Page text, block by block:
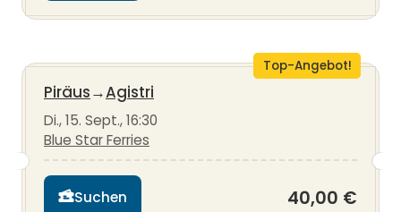
Top-Angebot!
Piräus→Agistri
Di., 15. Sept., 16:30
Blue Star Ferries
Suchen 40,00 €